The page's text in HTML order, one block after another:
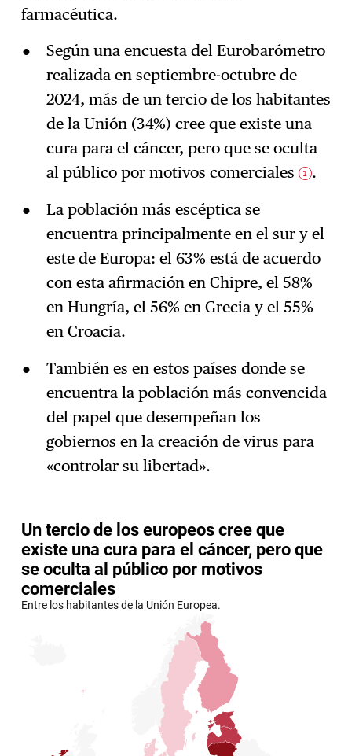
farmacéutica.
Según una encuesta del Eurobarómetro
realizada en septiembre-octubre de
2024, más de un tercio de los habitantes
de la Unión (34%) cree que existe una
cura para el cáncer, pero que se oculta
al público por motivos comerciales
1 .
La población más escéptica se
encuentra principalmente en el sur y el
este de Europa: el 63% está de acuerdo
con esta afirmación en Chipre, el 58%
en Hungría, el 56% en Grecia y el 55%
en Croacia.
También es en estos países donde se
encuentra la población más convencida
del papel que desempeñan los
gobiernos en la creación de virus para
«controlar su libertad».